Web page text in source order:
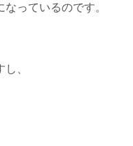
っているのです。
、